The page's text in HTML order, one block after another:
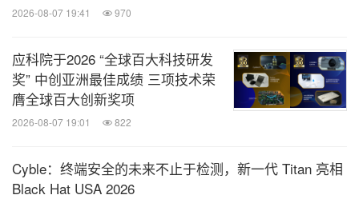
2026-08-07 19:41 970
应科院于2026 “全球百大科技研发
奖” 中创亚洲最佳成绩 三项技术荣
膺全球百大创新奖项
2026-08-07 19:01 822
Cyble：终端安全的未来不止于检测，新一代 Titan 亮相
Black Hat USA 2026